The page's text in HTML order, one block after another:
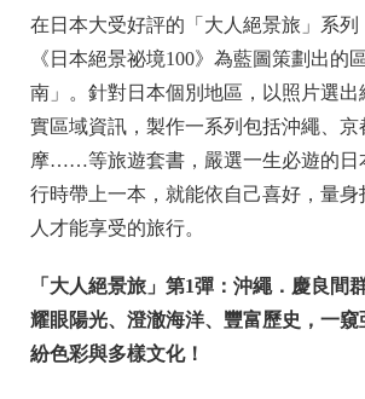
在日本大受好評的「大人絕景旅」系列
《日本絕景祕境100》為藍圖策劃出的
南」。針對日本個別地區，以照片選
實區域資訊，製作一系列包括沖繩、京
摩……等旅遊套書，嚴選一生必遊的日
行時帶上一本，就能依自己喜好，量身
人才能享受的旅行。
「 大人絕景旅」第1彈：沖繩．慶良間
耀眼陽光、澄澈海洋、豐富歷史， 一窺
紛色彩與多樣文化！